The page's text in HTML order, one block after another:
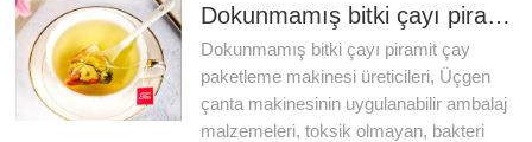
Dokunmamış bitki çayı piramit çay paketleme makinesi üreticileri
Dokunmamış bitki çayı piramit çay
paketleme makinesi üreticileri, Üçgen
çanta makinesinin uygulanabilir ambalaj
malzemeleri, toksik olmayan, bakteri